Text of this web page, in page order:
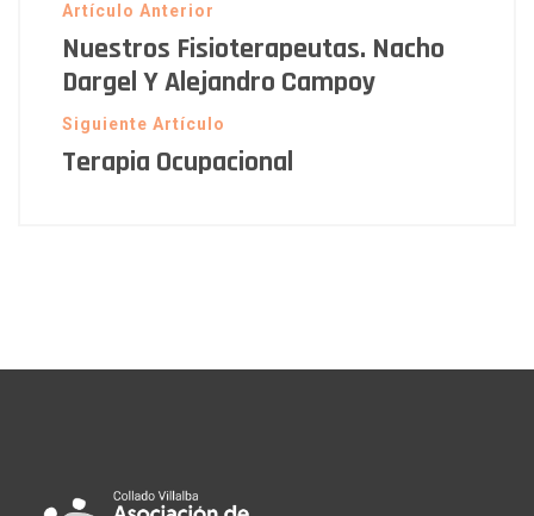
Artículo Anterior
Nuestros Fisioterapeutas. Nacho
Dargel Y Alejandro Campoy
Siguiente Artículo
Terapia Ocupacional